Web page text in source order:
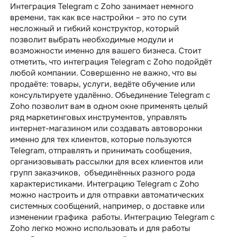
Интеграция Telegram c Zoho занимает немного
времени, так как все настройки – это по сути
несложный и гибкий конструктор, который
позволит выбрать необходимые модули и
возможности именно для вашего бизнеса. Стоит
отметить, что интеграция Telegram c Zoho подойдёт
любой компании. Совершенно не важно, что вы
продаёте: товары, услуги, ведёте обучение или
консультируете удалённо. Объединение Telegram c
Zoho позволит вам в одном окне применять целый
ряд маркетинговых инструментов, управлять
интернет-магазином или создавать автоворонки
именно для тех клиентов, которые пользуются
Telegram, отправлять и принимать сообщения,
организовывать рассылки для всех клиентов или
групп заказчиков, объединённых разного рода
характеристиками. Интеграцию Telegram c Zoho
можно настроить и для отправки автоматических
системных сообщений, например, о доставке или
изменении графика работы. Интеграцию Telegram c
Zoho легко можно использовать и для работы